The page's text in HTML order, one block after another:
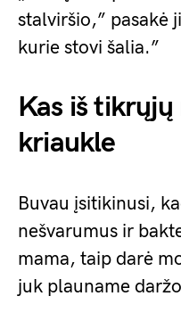
stalviršio,” pasakė
kurie stovi šalia.”
Kas iš
kriaukle
Buvau įsitikinusi,
nešvarumus ir
mama, taip darė
juk plauname